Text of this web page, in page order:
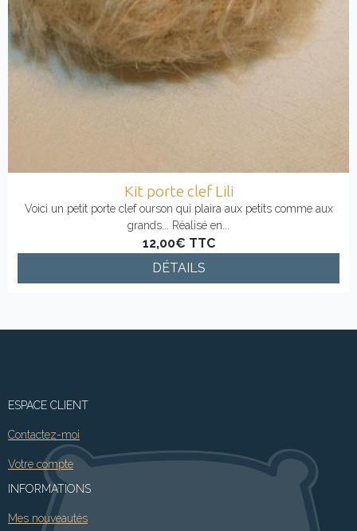
Kit porte clef Lili
Voici un petit porte clef ourson qui plaira aux petits comme aux
grands... Réalisé en...
12,00€ TTC
DÉTAILS
ESPACE CLIENT
Contactez-moi
Votre compte
INFORMATIONS
Mes nouveautés